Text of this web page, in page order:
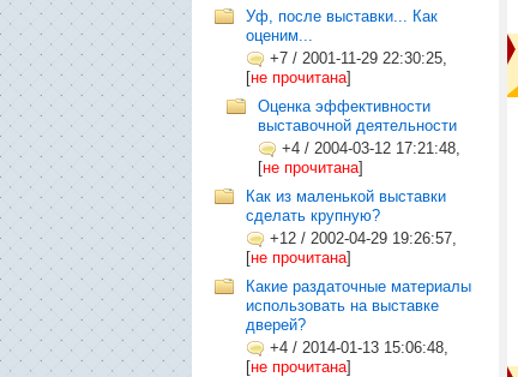
Уф, после выставки... Как
оценим...
+7 / 2001-11-29 22:30:25,
[не прочитана]
Оценка эффективности
выставочной деятельности
+4 / 2004-03-12 17:21:48,
[не прочитана]
Как из маленькой выставки
сделать крупную?
+12 / 2002-04-29 19:26:57,
[не прочитана]
Какие раздаточные материалы
использовать на выставке
дверей?
+4 / 2014-01-13 15:06:48,
[не прочитана]